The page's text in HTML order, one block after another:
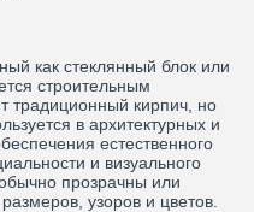
как стеклянный блок или
строительным
традиционный кирпич, но
в архитектурных и
естественного
и визуального
прозрачны или
узоров и цветов.